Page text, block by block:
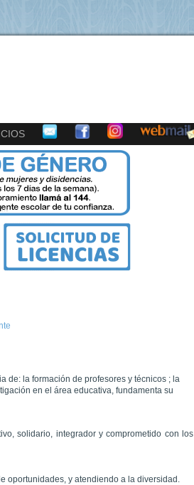
de: la formación de profesores y técnicos ; la
en el área educativa, fundamenta su
solidario, integrador y comprometido con los
oportunidades, y atendiendo a la diversidad.